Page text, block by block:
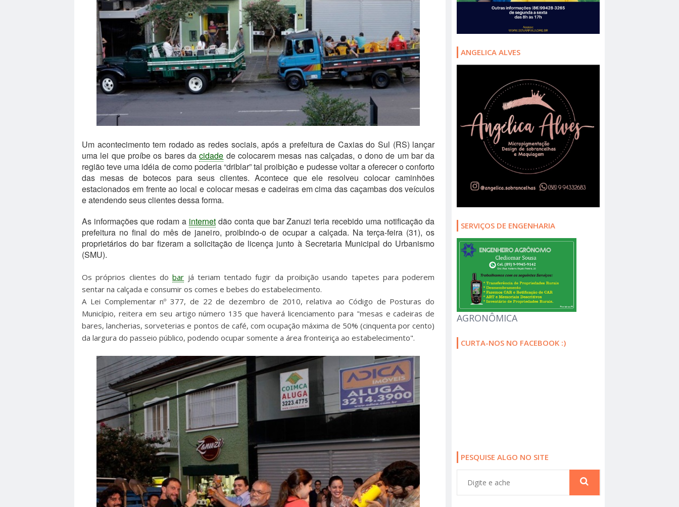
Um acontecimento tem rodado as redes sociais, após a prefeitura de Caxias do Sul (RS) lançar
uma lei que proíbe os bares dacidade de colocarem mesas nas calçadas, o dono de um bar da
região teve uma idéia de como poderia “driblar” tal proibição e pudesse voltar a oferecer o conforto
das mesas de botecos para seus clientes. Acontece que ele resolveu colocar caminhões
estacionados em frente ao local e colocar mesas e cadeiras em cima das caçambas dos veículos
e atendendo seus clientes dessa forma.
As informações que rodam a internetdão conta que bar Zanuzi teria recebido uma notificação da
prefeitura no final do mês de janeiro, proibindo-o de ocupar a calçada. Na terça-feira (31), os
proprietários do bar fizeram a solicitação de licença junto à Secretaria Municipal do Urbanismo
(SMU).
Os próprios clientes dobar já teriam tentado fugir da proibição usando tapetes para poderem
sentar na calçada e consumir os comes e bebes do estabelecimento.
A Lei Complementar nº 377, de 22 de dezembro de 2010, relativa ao Código de Posturas do
Município, reitera em seu artigo número 135 que haverá licenciamento para "mesas e cadeiras de
bares, lancherias, sorveterias e pontos de café, com ocupação máxima de 50% (cinquenta por cento)
da largura do passeio público, podendo ocupar somente a área fronteiriça ao estabelecimento".
ANGELICA ALVES
SERVIÇOS DE ENGENHARIA
AGRONÔMICA
CURTA-NOS NO FACEBOOK :)
PESQUISE ALGO NO SITE